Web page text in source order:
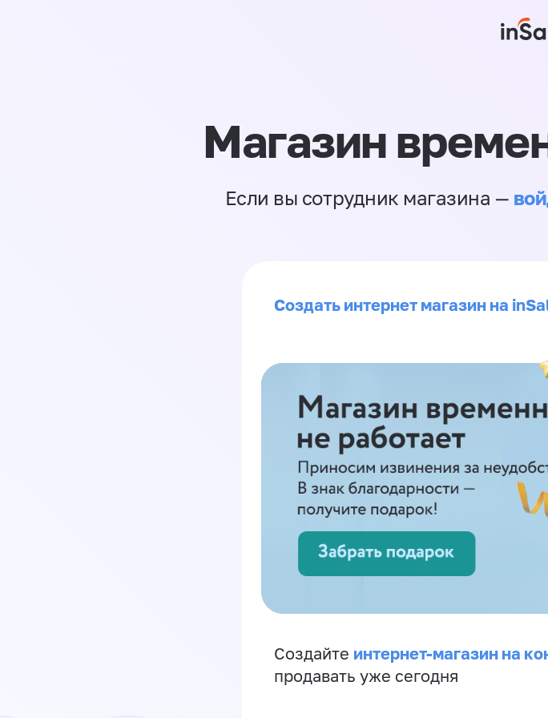
Магазин
Если вы сотрудник магазина —
Создать интернет магазин на
Создайте интернет-магазин на
продавать уже сегодня